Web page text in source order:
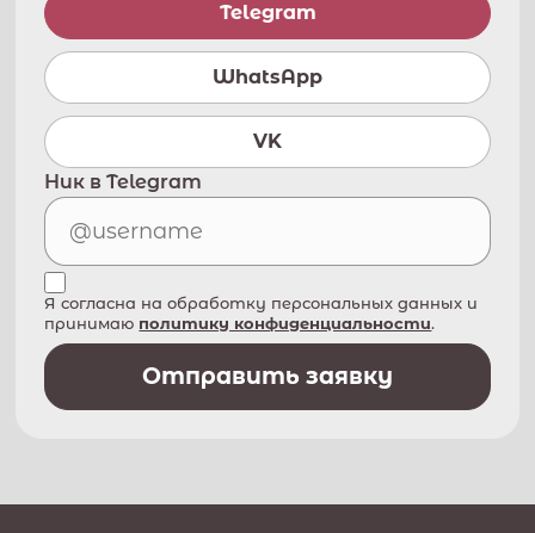
Telegram
WhatsApp
VK
Ник в Telegram
Я согласна на обработку персональных данных и
принимаю политику конфиденциальности.
Отправить заявку